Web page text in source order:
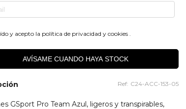
y acepto la política de privacidad y cookies .
AVÍSAME CUANDO HAYA STOCK
Ref: C24-ACC-153-05
GSport Pro Team Azul, ligeros y transpirables,